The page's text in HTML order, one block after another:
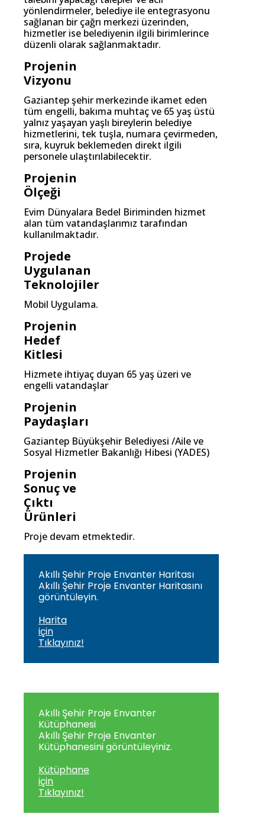
yönlendirmeler, belediye ile entegrasyonu
sağlanan bir çağrı merkezi üzerinden,
hizmetler ise belediyenin ilgili birimlerince
düzenli olarak sağlanmaktadır.
Projenin
Vizyonu
Gaziantep şehir merkezinde ikamet eden
tüm engelli, bakıma muhtaç ve 65 yaş üstü
yalnız yaşayan yaşlı bireylerin belediye
hizmetlerini, tek tuşla, numara çevirmeden,
sıra, kuyruk beklemeden direkt ilgili
personele ulaştırılabilecektir.
Projenin
Ölçeği
Evim Dünyalara Bedel Biriminden hizmet
alan tüm vatandaşlarımız tarafından
kullanılmaktadır.
Projede
Uygulanan
Teknolojiler
Mobil Uygulama.
Projenin
Hedef
Kitlesi
Hizmete ihtiyaç duyan 65 yaş üzeri ve
engelli vatandaşlar
Projenin
Paydaşları
Gaziantep Büyükşehir Belediyesi /Aile ve
Sosyal Hizmetler Bakanlığı Hibesi (YADES)
Projenin
Sonuç ve
Çıktı
Ürünleri
Proje devam etmektedir.
Akıllı Şehir Proje Envanter Haritası
Akıllı Şehir Proje Envanter Haritasını
görüntüleyin.
Harita
için
Tıklayınız!
Akıllı Şehir Proje Envanter
Kütüphanesi
Akıllı Şehir Proje Envanter
Kütüphanesini görüntüleyiniz.
Kütüphane
için
Tıklayınız!